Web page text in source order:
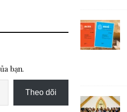
bạn.
Theo dõi